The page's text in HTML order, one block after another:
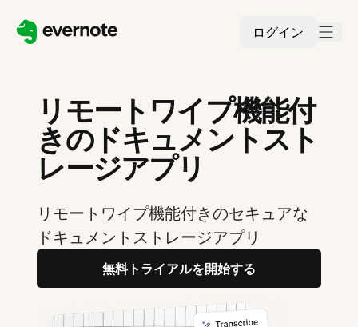
ログイン
リモートワイプ機能付
きのドキュメントスト
レージアプリ
リモートワイプ機能付きのセキュアな
ドキュメントストレージアプリ
無料トライアルを開始する